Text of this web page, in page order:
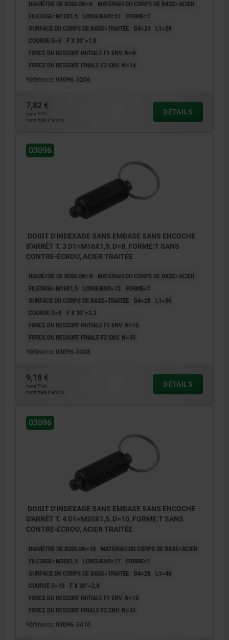
DIAMÈTRE DE BOULON=6
MATÉRIAU DU CORPS DE BASE=ACIER
FILETAGE=M12X1,5
LONGUEUR=57
FORME=T
SURFACE DU CORPS DE BASE=TRAITÉE
D4=23
L1=28
COURSE S=6
F X 30°=1,8
FORCE DU RESSORT INITIALE F1 ENV. N=6
FORCE DU RESSORT FINALE F2 ENV. N=14
Référence: 03096-3206
7,82 €
hors TVA
hors frais d’envoi
DÉTAILS
03096
DOIGT D'INDEXAGE SANS EMBASE SANS ENCOCHE
D'ARRÊT T. 3 D1=M16X1,5, D=8, FORME:T SANS
CONTRE-ÉCROU, ACIER TRAITÉE
DIAMÈTRE DE BOULON=8
MATÉRIAU DU CORPS DE BASE=ACIER
FILETAGE=M16X1,5
LONGUEUR=72
FORME=T
SURFACE DU CORPS DE BASE=TRAITÉE
D4=28
L1=36
COURSE S=8
F X 30°=2,3
FORCE DU RESSORT INITIALE F1 ENV. N=15
FORCE DU RESSORT FINALE F2 ENV. N=35
Référence: 03096-3308
9,18 €
hors TVA
hors frais d’envoi
DÉTAILS
03096
DOIGT D'INDEXAGE SANS EMBASE SANS ENCOCHE
D'ARRÊT T. 4 D1=M20X1,5, D=10, FORME:T SANS
CONTRE-ÉCROU, ACIER TRAITÉE
DIAMÈTRE DE BOULON=10
MATÉRIAU DU CORPS DE BASE=ACIER
FILETAGE=M20X1,5
LONGUEUR=77
FORME=T
SURFACE DU CORPS DE BASE=TRAITÉE
D4=28
L1=40
COURSE S=10
F X 30°=2,8
FORCE DU RESSORT INITIALE F1 ENV. N=15
FORCE DU RESSORT FINALE F2 ENV. N=34
Référence: 03096-3410